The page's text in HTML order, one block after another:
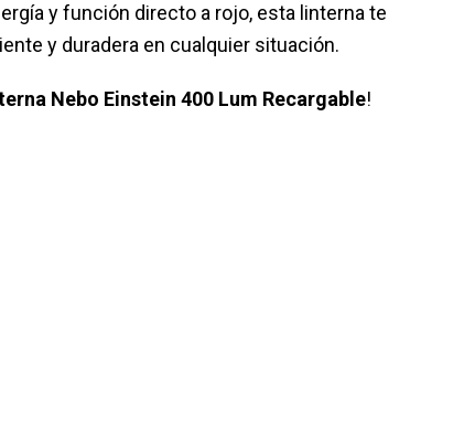
y función directo a rojo, esta linterna te
y duradera en cualquier situación.
Nebo Einstein 400 Lum Recargable!